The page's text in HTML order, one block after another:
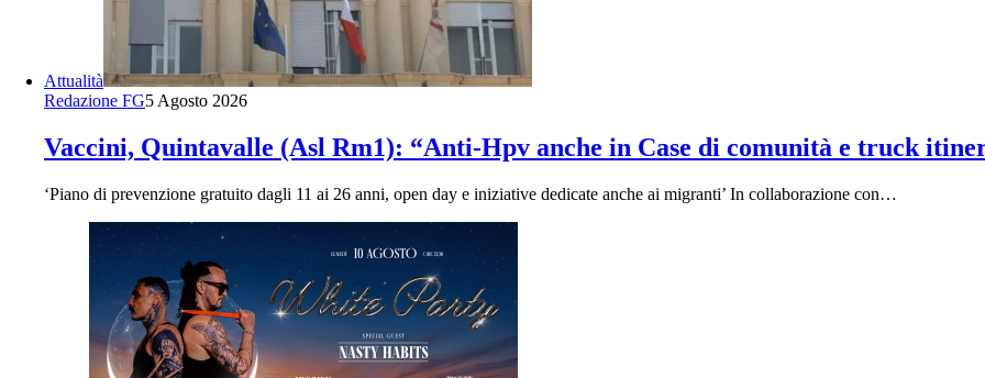
Attualità
Redazione FG5 Agosto 2026
Vaccini, Quintavalle (Asl Rm1): “Anti-Hpv anche in Case di comunità e truck
‘Piano di prevenzione gratuito dagli 11 ai 26 anni, open day e iniziative dedicate anche ai migranti’ In collaborazione con…